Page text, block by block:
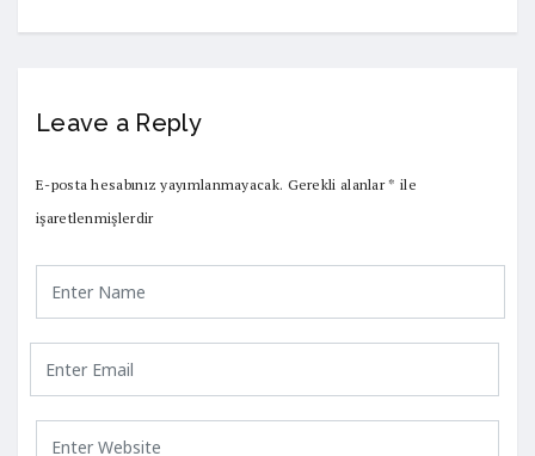
Leave a Reply
E-posta hesabınız yayımlanmayacak. Gerekli alanlar* ile
işaretlenmişlerdir